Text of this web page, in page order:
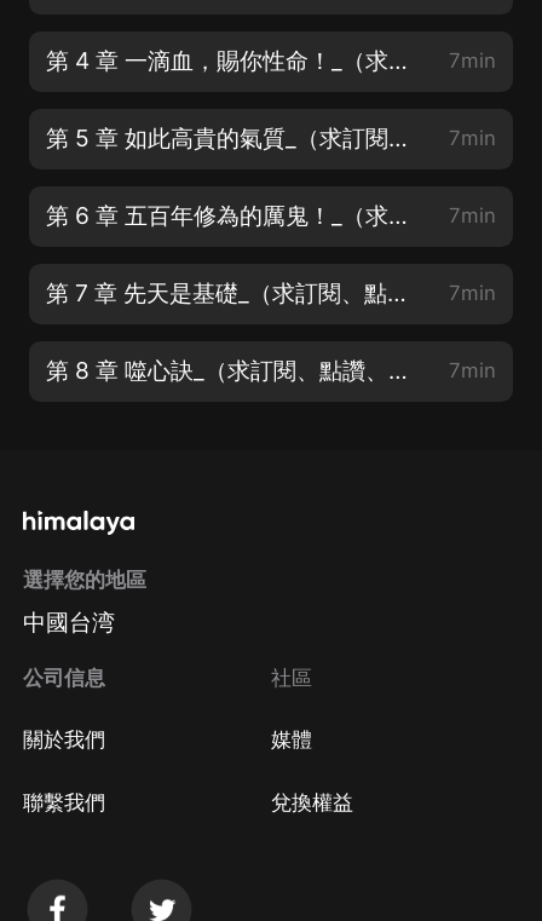
第 4 章 一滴血，賜你性命！_（求訂閱、點讚、月票、好評） 7min
第 5 章 如此高貴的氣質_（求訂閱、點讚、月票、好評） 7min
第 6 章 五百年修為的厲鬼！_（求訂閱、點讚、月票、好評） 7min
第 7 章 先天是基礎_（求訂閱、點讚、月票、好評） 7min
第 8 章 噬心訣_（求訂閱、點讚、月票、好評） 7min
選擇您的地區
中國台湾
公司信息
關於我們
聯繫我們
社區
媒體
兌換權益